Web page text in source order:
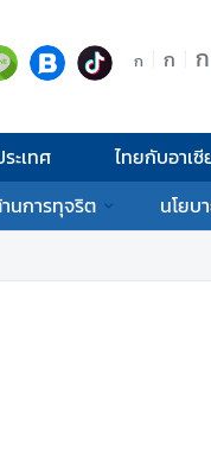
ก ก ก
ะเทศ ไทยกับอาเ
นการทุจริต นโยบ